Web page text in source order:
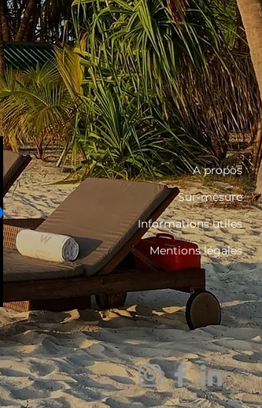
A propos
Sur-mesure
Informations utiles
Mentions légales